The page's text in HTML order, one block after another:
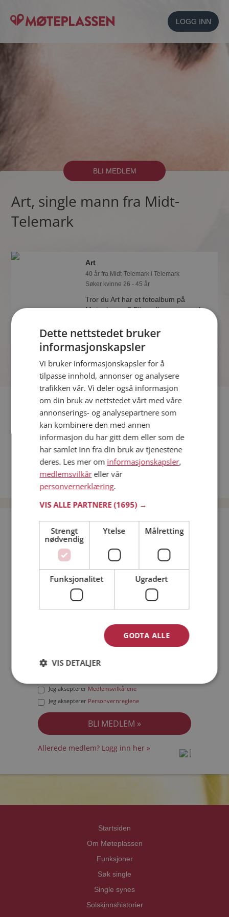
LOGG INN
BLI MEDLEM
Art, single mann fra Midt-
Telemark
Art
40 år fra Midt-Telemark i Telemark
Søker kvinne 26 - 45 år
Tror du Art har et fotoalbum på
Møteplassen? Bli medlem og se selv.
spennende bilder på sidene.
Fler single
Flere singlemenn fra Midt-Telemark:Marius
Kimuraniseksnorway,Ken
Bli medlem gratis!
Jeg er en: Mann Kvinne
Min alder:
Jeg aksepterer Medlemsvilkårene
Jeg aksepterer Personvernreglene
Allerede medlem? Logg inn her »
Startsiden
Om Møteplassen
Funksjoner
Søk single
Single synes
Solskinnshistorier
Dette nettstedet bruker
informasjonskapsler
Vi bruker informasjonskapsler for å
tilpasse innhold, annonser og analysere
trafikken vår. Vi deler også informasjon
om din bruk av nettstedet vårt med våre
annonserings- og analysepartnere som
kan kombinere den med annen
informasjon du har gitt dem eller som de
har samlet inn fra din bruk av tjenestene
deres. Les mer om informasjonskapsler,
medlemsvilkåreller vår
personvernerklæring.
VIS ALLE PARTNERE(1695) →
Strengt
nødvendig
Ytelse Målretting
Funksjonalitet Ugradert
GODTA ALLE
VIS DETALJER